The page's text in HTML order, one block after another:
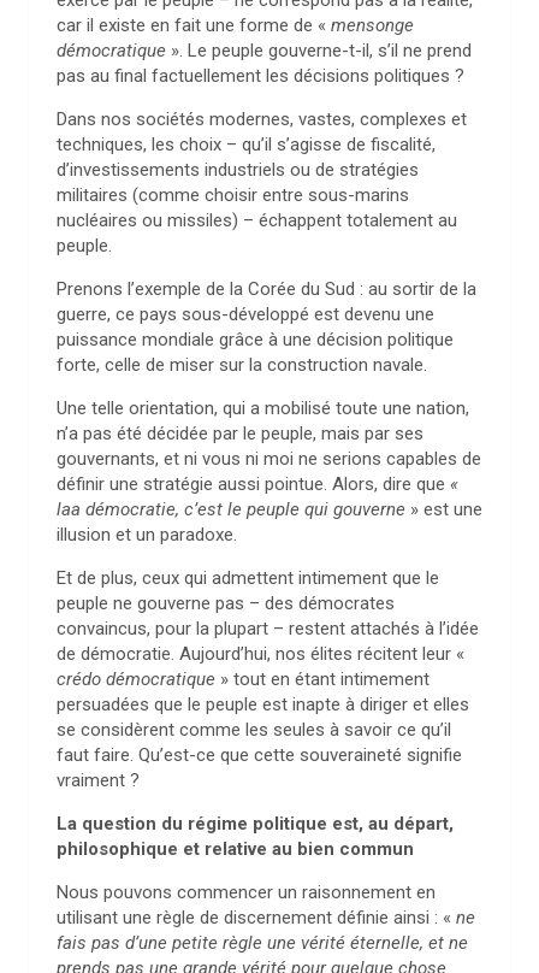
car il existe en fait une forme de « mensonge
démocratique ». Le peuple gouverne-t-il, s’il ne prend
pas au final factuellement les décisions politiques ?
Dans nos sociétés modernes, vastes, complexes et
techniques, les choix – qu’il s’agisse de fiscalité,
d’investissements industriels ou de stratégies
militaires (comme choisir entre sous-marins
nucléaires ou missiles) – échappent totalement au
peuple.
Prenons l’exemple de la Corée du Sud : au sortir de la
guerre, ce pays sous-développé est devenu une
puissance mondiale grâce à une décision politique
forte, celle de miser sur la construction navale.
Une telle orientation, qui a mobilisé toute une nation,
n’a pas été décidée par le peuple, mais par ses
gouvernants, et ni vous ni moi ne serions capables de
définir une stratégie aussi pointue. Alors, dire que «
laa démocratie, c’est le peuple qui gouverne » est une
illusion et un paradoxe.
Et de plus, ceux qui admettent intimement que le
peuple ne gouverne pas – des démocrates
convaincus, pour la plupart – restent attachés à l’idée
de démocratie. Aujourd’hui, nos élites récitent leur «
crédo démocratique » tout en étant intimement
persuadées que le peuple est inapte à diriger et elles
se considèrent comme les seules à savoir ce qu’il
faut faire. Qu’est-ce que cette souveraineté signifie
vraiment ?
La question du régime politique est, au départ,
philosophique et relative au bien commun
Nous pouvons commencer un raisonnement en
utilisant une règle de discernement définie ainsi : « ne
fais pas d’une petite règle une vérité éternelle, et ne
prends pas une grande vérité pour quelque chose